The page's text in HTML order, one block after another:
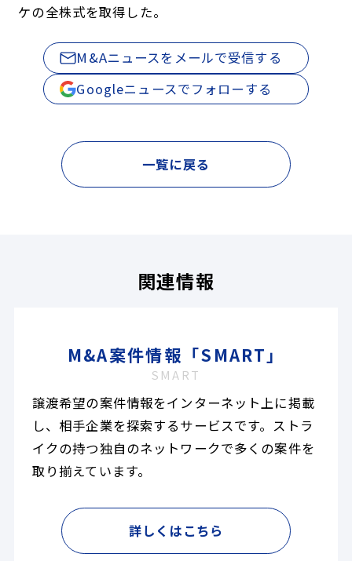
ケの全株式を取得した。
M&Aニュースをメールで受信する
Googleニュースでフォローする
一覧に戻る
関連情報
M&A案件情報「SMART」
SMART
譲渡希望の案件情報をインターネット上に掲載
し、相手企業を探索するサービスです。ストラ
イクの持つ独自のネットワークで多くの案件を
取り揃えています。
詳しくはこちら